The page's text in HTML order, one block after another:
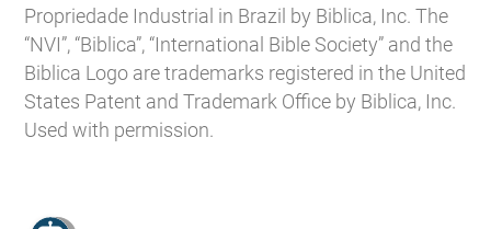
Propriedade Industrial in Brazil by Biblica, Inc. The
“NVI”, “Biblica”, “International Bible Society” and the
Biblica Logo are trademarks registered in the United
States Patent and Trademark Office by Biblica, Inc.
Used with permission.